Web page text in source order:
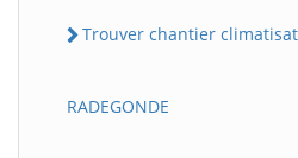
Trouver chantier
RADEGONDE